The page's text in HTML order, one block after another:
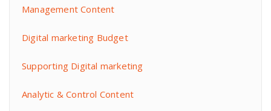
Management Content
Digital marketing Budget
Supporting Digital marketing
Analytic & Control Content